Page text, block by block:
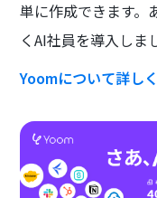
単に作成できます。
くAI社員を導入しま
Yoomについて詳し